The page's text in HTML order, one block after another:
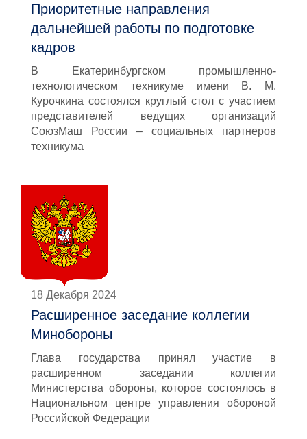
Приоритетные направления
дальнейшей работы по подготовке
кадров
В Екатеринбургском промышленно-
технологическом техникуме имени В. М.
Курочкина состоялся круглый стол с участием
представителей ведущих организаций
СоюзМаш России – социальных партнеров
техникума
18 Декабря 2024
Расширенное заседание коллегии
Минобороны
Глава государства принял участие в
расширенном заседании коллегии
Министерства обороны, которое состоялось в
Национальном центре управления обороной
Российской Федерации